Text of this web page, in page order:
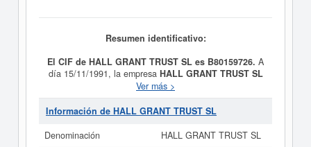
Resumen identificativo:
El CIF de HALL GRANT TRUST SL es B80159726. A
día 15/11/1991, la empresa HALL GRANT TRUST SL
fue formada con el objetivo PRESTAR SERVICIOS DE
CONSULTA EN RELACION CON LA GESTION,
ADMINISTRACION Y DIRECCION DE EMPRESAS,
FISICAS O JURIDICAS, INCLUSO A LA
Ver más >
Información de HALL GRANT TRUST SL
Denominación
HALL GRANT TRUST SL